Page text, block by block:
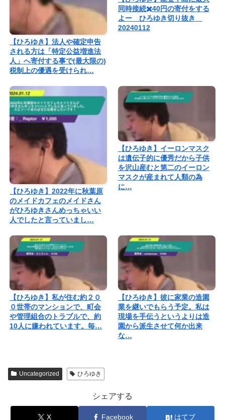
【ひろゆき】法人や確定申告
される方は「特定公益増進法
人」へ寄付する事で(最大限の)
税制上の優遇を受けられ…
同時接続✖️40円の寄付をする
よー ひろゆき切り抜き
20240112
【ひろゆき】2022年に秋葉原
のメイドカフェのメイドさん
がひろゆきさんめっちゃいい
人でしたと言っていまし…
【ひろゆき】イーロンマスク
は遺伝子的に優秀だから子供
を沢山産むと第二のイーロン
マスクが産まれて人類の為
に…
【ひろゆき】私が住む約２０
０世帯のマンションで、町会
や管理組合のトラブルで、約
10人に嫌われています。毎…
【ひろゆき】彼に家業の造園
業を継いでもらう予定。私は
現場を手伝うというよりは造
園から派生させて何か出来
な…
Uncategorized ひろゆき
シェアする
X Facebook はてブ